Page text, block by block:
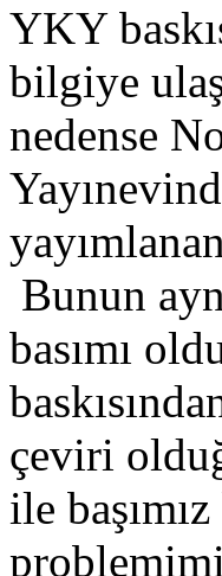
YKY
bilgiye
nedense
Bunun
basımı
çeviri
ile